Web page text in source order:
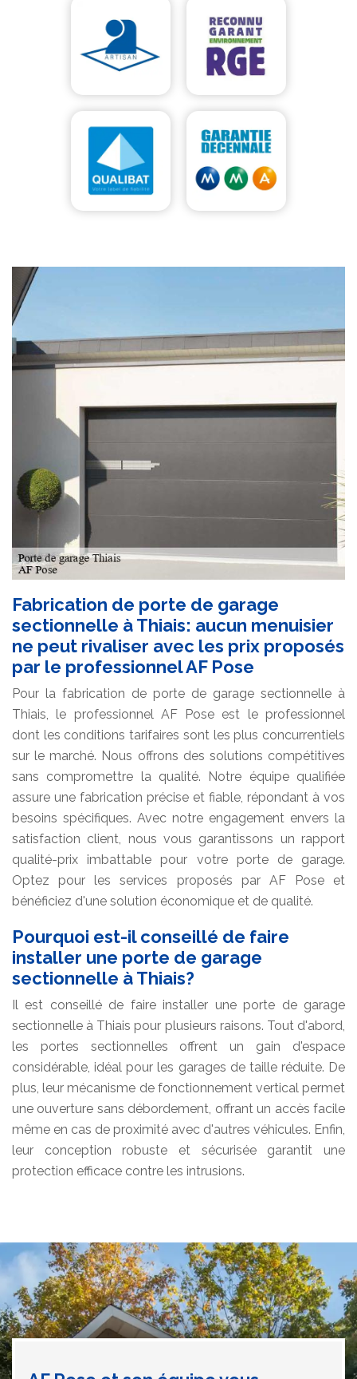
Fabrication de porte de garage
sectionnelle à Thiais: aucun menuisier
ne peut rivaliser avec les prix proposés
par le professionnel AF Pose
Pour la fabrication de porte de garage sectionnelle à
Thiais, le professionnel AF Pose est le professionnel
dont les conditions tarifaires sont les plus concurrentiels
sur le marché. Nous offrons des solutions compétitives
sans compromettre la qualité. Notre équipe qualifiée
assure une fabrication précise et fiable, répondant à vos
besoins spécifiques. Avec notre engagement envers la
satisfaction client, nous vous garantissons un rapport
qualité-prix imbattable pour votre porte de garage.
Optez pour les services proposés par AF Pose et
bénéficiez d'une solution économique et de qualité.
Pourquoi est-il conseillé de faire
installer une porte de garage
sectionnelle à Thiais?
Il est conseillé de faire installer une porte de garage
sectionnelle à Thiais pour plusieurs raisons. Tout d'abord,
les portes sectionnelles offrent un gain d'espace
considérable, idéal pour les garages de taille réduite. De
plus, leur mécanisme de fonctionnement vertical permet
une ouverture sans débordement, offrant un accès facile
même en cas de proximité avec d'autres véhicules. Enfin,
leur conception robuste et sécurisée garantit une
protection efficace contre les intrusions.